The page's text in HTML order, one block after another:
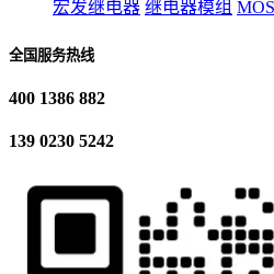
宏发继电器 继电器模组
全国服务热线
400 1386 882
139 0230 5242